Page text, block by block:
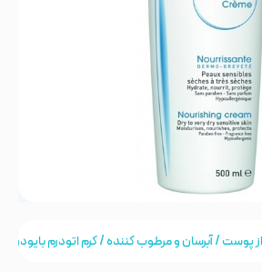
پوست/آبرسان و مرطوب کننده/ کرم اتودرم بایودرما